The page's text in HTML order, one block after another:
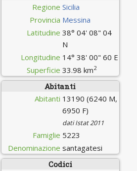
Regione Sicilia
Provincia Messina
Latitudine 38° 04' 08" 04
N
Longitudine 14° 38' 00" 60 E
Superficie 33.98 km2
Abitanti
Abitanti 13190 (6240 M,
6950 F)
dati Istat 2011
Famiglie 5223
Denominazione santagatesi
Codici